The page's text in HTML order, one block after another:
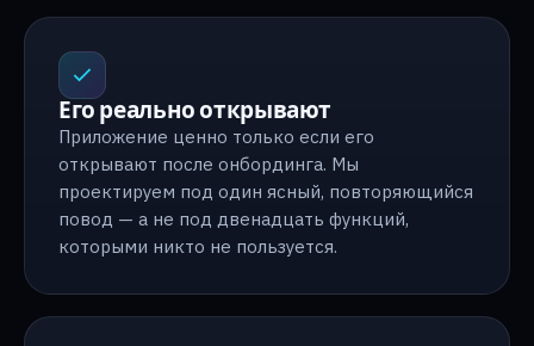
Его реально открывают
Приложение ценно только если его
открывают после онбординга. Мы
проектируем под один ясный, повторяющийся
повод — а не под двенадцать функций,
которыми никто не пользуется.